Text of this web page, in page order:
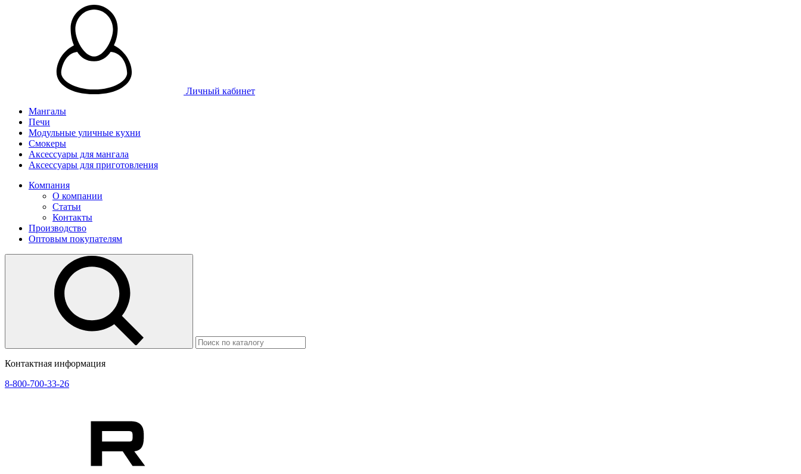
Личный кабинет
Мангалы
Печи
Модульные уличные кухни
Смокеры
Аксессуары для мангала
Аксессуары для приготовления
Компания
О компании
Статьи
Контакты
Производство
Оптовым покупателям
Контактная информация
8-800-700-33-26